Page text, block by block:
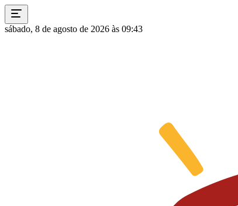
sábado, 8 de agosto de 2026 às 09:43